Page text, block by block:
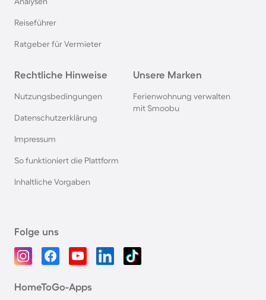
Reiseführer
Ratgeber für Vermieter
Rechtliche Hinweise
Nutzungsbedingungen
Datenschutzerklärung
Impressum
So funktioniert die Plattform
Inhaltliche Vorgaben
Unsere Marken
Ferienwohnung verwalten
mit Smoobu
Folge uns
HomeToGo-Apps